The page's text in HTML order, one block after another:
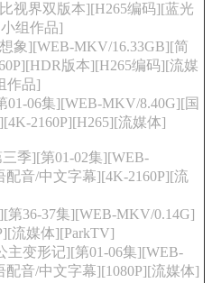
视界双版本][H265编码][蓝光
组作品]
象][WEB-MKV/16.33GB][简
版本][H265编码][流媒
作品]
06集][WEB-MKV/8.40G][国
2160P][H265][流媒体]
季][第01-02集][WEB-
配音/中文字幕][4K-2160P][流
第36-37集][WEB-MKV/0.14G]
流媒体][ParkTV]
主变形记][第01-06集][WEB-
配音/中文字幕][1080P][流媒体]